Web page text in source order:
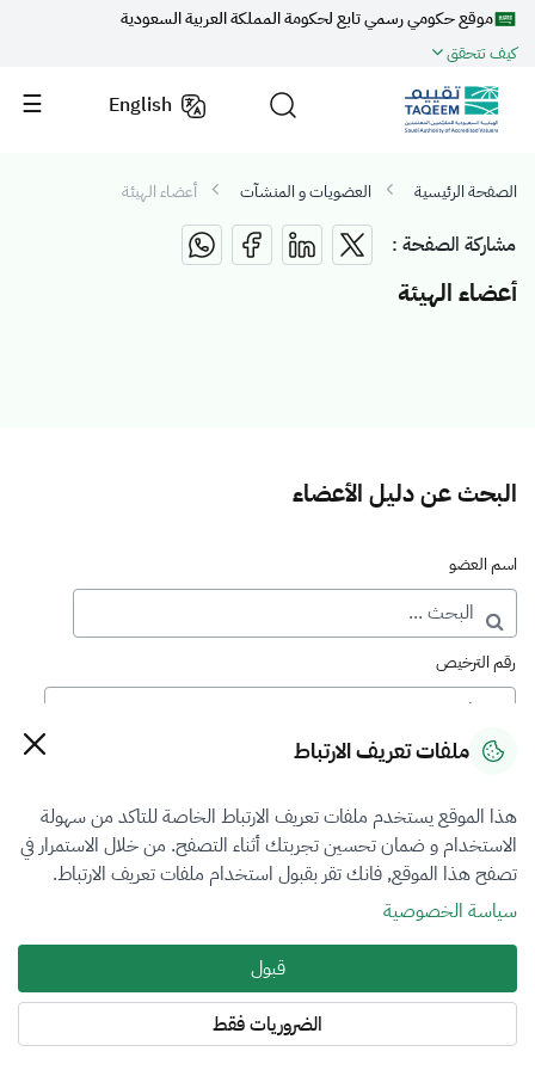
موقع حكومي رسمي تابع لحكومة المملكة العربية السعودية
كيف تتحقق
English
الصفحة الرئيسية العضويات و المنشآت أعضاء الهيئة
مشاركة الصفحة :
أعضاء الهيئة
البحث عن دليل الأعضاء
اسم العضو
رقم الترخيص
رقم العضوية
فرع التقييم
أضرار المركبات
نوع العضوية
طالب منتسب
المنطقة
ملفات تعريف الارتباط
هذا الموقع يستخدم ملفات تعريف الارتباط الخاصة للتاكد من سهولة
الاستخدام و ضمان تحسين تجربتك أثناء التصفح. من خلال الاستمرار في
تصفح هذا الموقع, فانك تقر بقبول استخدام ملفات تعريف الارتباط.
سياسة الخصوصية
قبول
الضروريات فقط